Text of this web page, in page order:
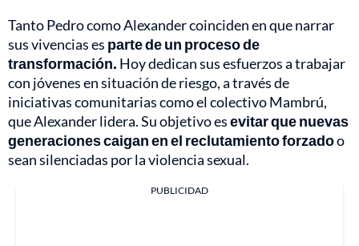
Tanto Pedro como Alexander coinciden en que narrar
sus vivencias es parte de un proceso de
transformación. Hoy dedican sus esfuerzos a trabajar
con jóvenes en situación de riesgo, a través de
iniciativas comunitarias como el colectivo Mambrú,
que Alexander lidera. Su objetivo esevitar que nuevas
generaciones caigan en el reclutamiento forzadoo
sean silenciadas por la violencia sexual.
PUBLICIDAD